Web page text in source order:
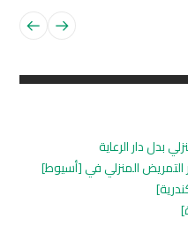
التمريض المنزلي في [أسيوط]